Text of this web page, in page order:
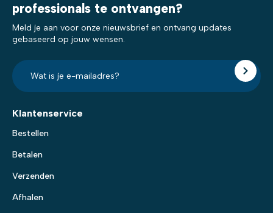
professionals te ontvangen?
Meld je aan voor onze nieuwsbrief en ontvang updates
gebaseerd op jouw wensen.
E-
mailadres?
*
Klantenservice
Bestellen
Betalen
Verzenden
Afhalen